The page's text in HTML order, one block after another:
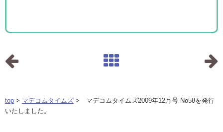
top > マデコムタイムズ > マデコムタイムズ2009年12月号 No58を発行
いたしました。